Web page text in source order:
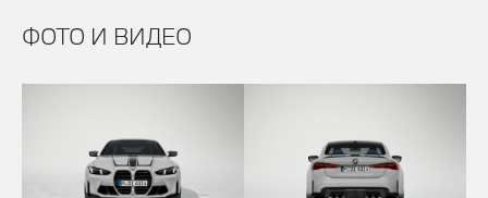
ФОТО И ВИДЕО